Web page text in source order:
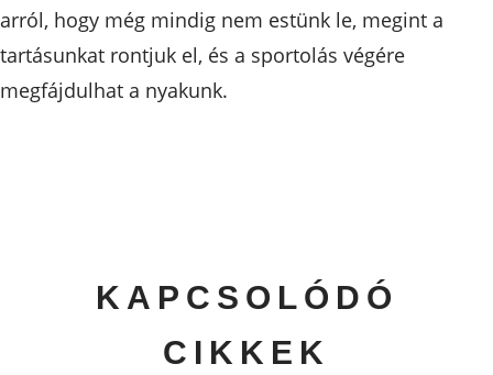
arról, hogy még mindig nem estünk le, megint a
tartásunkat rontjuk el, és a sportolás végére
megfájdulhat a nyakunk.
KAPCSOLÓDÓ
CIKKEK